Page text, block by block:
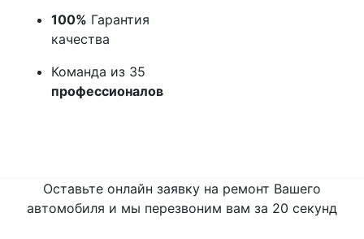
100% Гарантия
качества
Команда из 35
профессионалов
Оставьте онлайн заявку на ремонт Вашего
автомобиля и мы перезвоним вам за 20 секунд